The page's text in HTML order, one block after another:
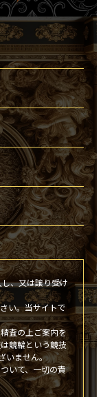
、又は譲り受け
い。当サイトで
査の上ご案内を
競輪という競技
いません。
いて、一切の責